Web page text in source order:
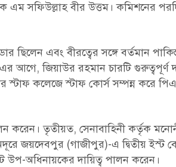
কে এম সফিউল্লাহ বীর উত্তম। কমিশনের
এবং বীরত্বের সঙ্গে বর্তমান
আগে, জিয়াউর রহমান চারটি গুরুত্বপূর্ণ
স্টাফ কলেজে স্টাফ কোর্স সম্পন্ন করে
করেন। তৃতীয়ত, সেনাবাহিনী কর্তৃক
জয়দেবপুর (গাজীপুর)-এ দ্বিতীয় ইস্ট
উপ-অধিনায়কের দায়িত্ব পালন করেন।